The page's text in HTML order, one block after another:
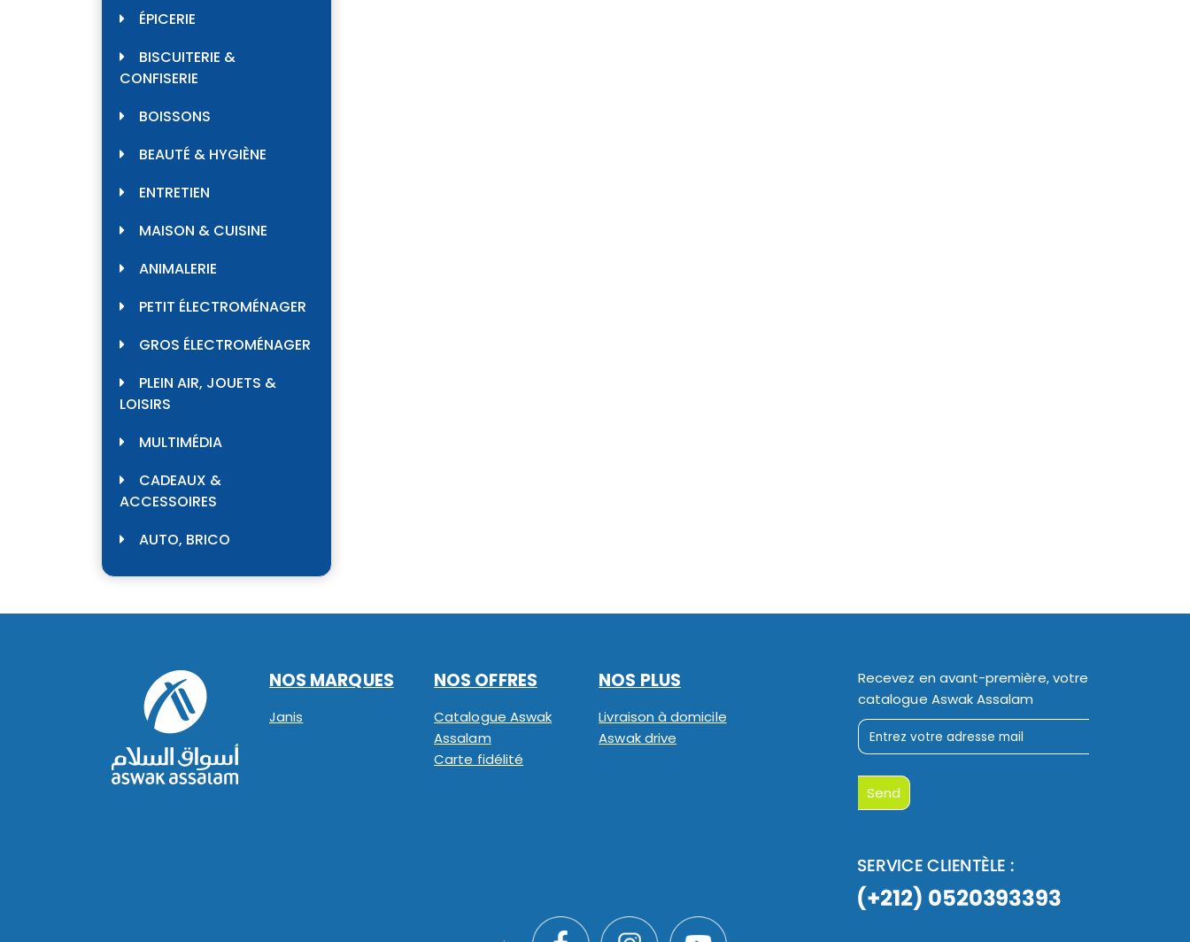
ÉPICERIE
BISCUITERIE &
CONFISERIE
BOISSONS
BEAUTÉ & HYGIÈNE
ENTRETIEN
MAISON & CUISINE
ANIMALERIE
PETIT ÉLECTROMÉNAGER
GROS ÉLECTROMÉNAGER
PLEIN AIR, JOUETS &
LOISIRS
MULTIMÉDIA
CADEAUX &
ACCESSOIRES
AUTO, BRICO
NOS MARQUES
Janis
NOS OFFRES
Catalogue Aswak
Assalam
Carte fidélité
NOS PLUS
Livraison à domicile
Aswak drive
Recevez en avant-première, votre
catalogue Aswak Assalam